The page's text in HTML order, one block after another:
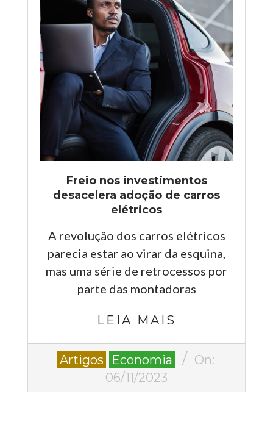
Freio nos investimentos
desacelera adoção de carros
elétricos
A revolução dos carros elétricos
parecia estar ao virar da esquina,
mas uma série de retrocessos por
parte das montadoras
LEIA MAIS
2023-
Artigos Economia
On:
06/11/2023